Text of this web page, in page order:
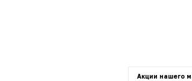
Акции нашего